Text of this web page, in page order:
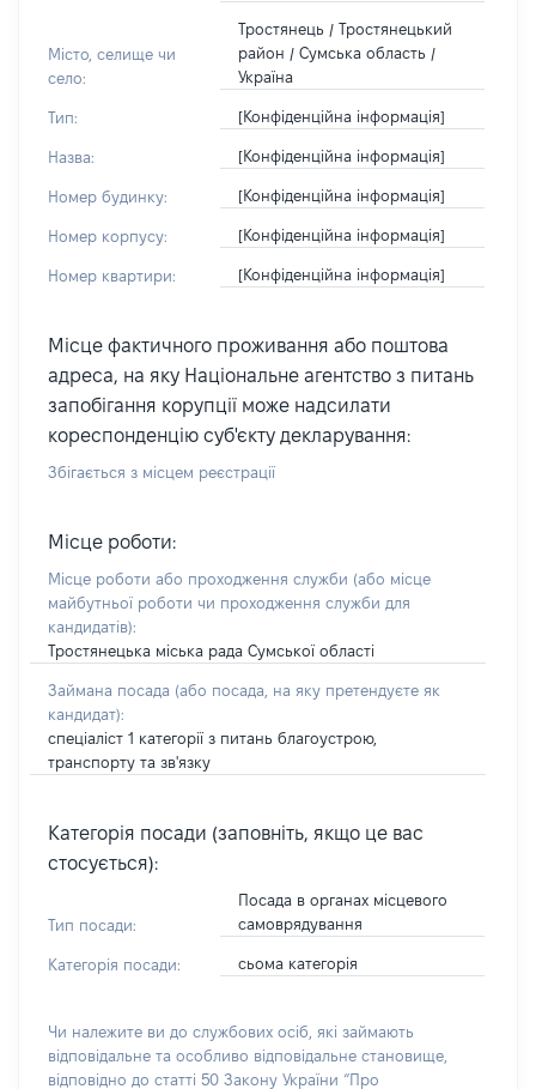
Місто, селище чи
село:
Тростянець / Тростянецький
район / Сумська область /
Україна
Тип: [Конфіденційна інформація]
Назва: [Конфіденційна інформація]
Номер будинку: [Конфіденційна інформація]
Номер корпусу: [Конфіденційна інформація]
Номер квартири: [Конфіденційна інформація]
Місце фактичного проживання або поштова
адреса, на яку Національне агентство з питань
запобігання корупції може надсилати
кореспонденцію суб'єкту декларування:
Збігається з місцем реєстрації
Місце роботи:
Місце роботи або проходження служби (або місце
майбутньої роботи чи проходження служби для
кандидатів):
Тростянецька міська рада Сумської області
Займана посада (або посада, на яку претендуєте як
кандидат):
спеціаліст 1 категорії з питань благоустрою,
транспорту та зв'язку
Категорія посади (заповніть, якщо це вас
стосується):
Тип посади:
Посада в органах місцевого
самоврядування
Категорія посади: сьома категорія
Чи належите ви до службових осіб, які займають
відповідальне та особливо відповідальне становище,
відповідно до статті 50 Закону України “Про